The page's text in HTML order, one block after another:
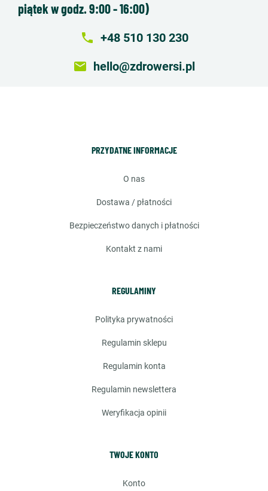
piątek w godz. 9:00 - 16:00)
local_phone +48 510 130 230
email hello@zdrowersi.pl
PRZYDATNE INFORMACJE
o nas
dostawa / płatności
bezpieczeństwo danych i płatności
kontakt z nami
REGULAMINY
polityka prywatności
regulamin sklepu
regulamin konta
regulamin newslettera
weryfikacja opinii
TWOJE KONTO
konto